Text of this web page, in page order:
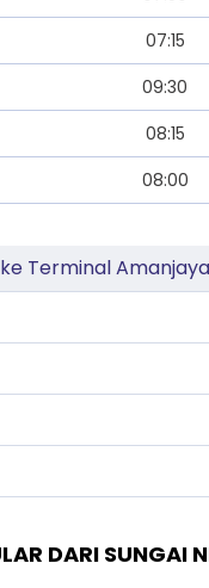
07:15
09:30
08:15
08:00
Terminal Amanjaya
DARI SUNGAI